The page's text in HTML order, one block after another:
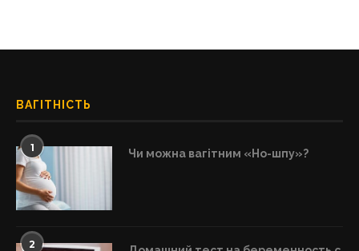
ВАГІТНІСТЬ
1 Чи можна вагітним «Но-шпу»?
2